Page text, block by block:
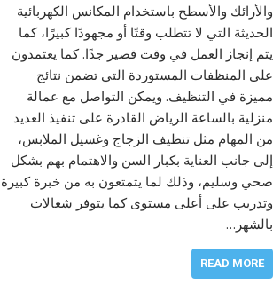
والأرائك والأسطح باستخدام المكانس الكهربائية
الحديثة التي لا تتطلب وقتًا أو مجهودًا كبيرًا، كما
يتم إنجاز العمل في وقت قصير جدًا. كما يعتمدون
على المنظفات المستوردة التي تضمن نتائج
مميزة في التنظيف. ويمكن التواصل مع عمالة
منزلية بالساعة الرياض القادرة على تنفيذ العديد
من المهام مثل تنظيف الزجاج وغسيل الملابس،
إلى جانب العناية بكبار السن والاهتمام بهم بشكل
صحي وسليم، وذلك لما يتمتعون به من خبرة كبيرة
وتدريب على أعلى مستوى كما يتوفر شغالات
بالشهر…
READ MORE